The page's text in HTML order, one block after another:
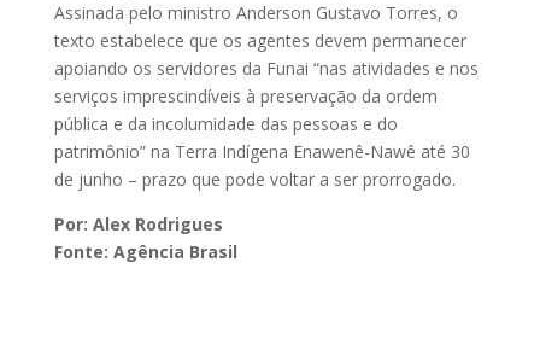
Assinada pelo ministro Anderson Gustavo Torres, o
texto estabelece que os agentes devem permanecer
apoiando os servidores da Funai “nas atividades e nos
serviços imprescindíveis à preservação da ordem
pública e da incolumidade das pessoas e do
patrimônio” na Terra Indígena Enawenê-Nawê até 30
de junho – prazo que pode voltar a ser prorrogado.
Por: Alex Rodrigues
Fonte: Agência Brasil